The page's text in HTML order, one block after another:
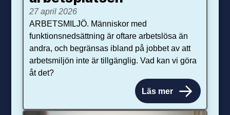
27 april 2026
ARBETSMILJÖ. Människor med
funktionsnedsättning är oftare arbetslösa än
andra, och begränsas ibland på jobbet av att
arbetsmiljön inte är tillgänglig. Vad kan vi göra
åt det?
Läs mer